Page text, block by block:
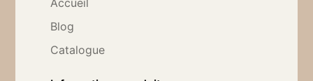
Blog
Catalogue